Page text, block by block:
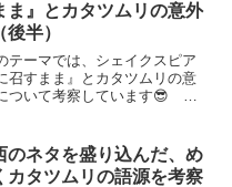
ま』とカタツムリの意外
半）
テーマでは、シェイクスピア
召すまま』とカタツムリの意
ついて考察しています😎 後
ットカード ウェイト版占いに
タロットカー...
のネタを盛り込んだ、め
カタツムリの語源を考察